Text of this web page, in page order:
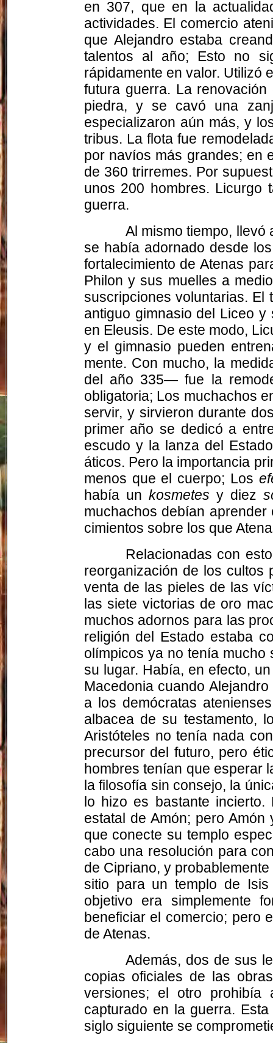
en 307, que en la
actividades. El comercio
que Alejandro estaba
talentos al año; Esto no
rápidamente en valor. Utilizó
futura guerra. La
piedra, y se cavó una
especializaron aún más, y
tribus. La flota fue
por navíos más grandes; en
de 360 trirremes. Por
unos 200 hombres. Licurgo
guerra.
Al mismo tiempo,
se había adornado desde
fortalecimiento de Atenas
Philon y sus muelles a
suscripciones voluntarias. El
antiguo gimnasio del Liceo
en Eleusis. De este modo,
y el gimnasio pueden
mente. Con mucho, la
del año 335— fue la
obligatoria; Los muchachos
servir, y sirvieron durante
primer año se dedicó a
escudo y la lanza del
áticos. Pero la importancia
menos que el cuerpo; Los
había un kosmetes y diez
muchachos debían
cimientos sobre los que
Relacionadas con
reorganización de los
venta de las pieles de las
las siete victorias de oro
muchos adornos para las
religión del Estado estaba
olímpicos ya no tenía mucho
su lugar. Había, en efecto,
Macedonia cuando
a los demócratas
albacea de su testamento,
Aristóteles no tenía nada
precursor del futuro, pero
hombres tenían que esperar
la filosofía sin consejo, la
lo hizo es bastante
estatal de Amón; pero
que conecte su templo
cabo una resolución para
de Cipriano, y
sitio para un templo de Isis
objetivo era simplemente
beneficiar el comercio; pero
de Atenas.
Además, dos de sus
copias oficiales de las
versiones; el otro prohibía
capturado en la guerra.
siglo siguiente se